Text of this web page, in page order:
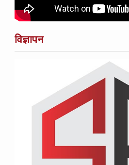
विज्ञापन